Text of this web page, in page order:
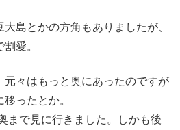
島とかの方角もありましたが、
愛。
元々はもっと奥にあったのですが
ったとか。
まで見に行きました。しかも後